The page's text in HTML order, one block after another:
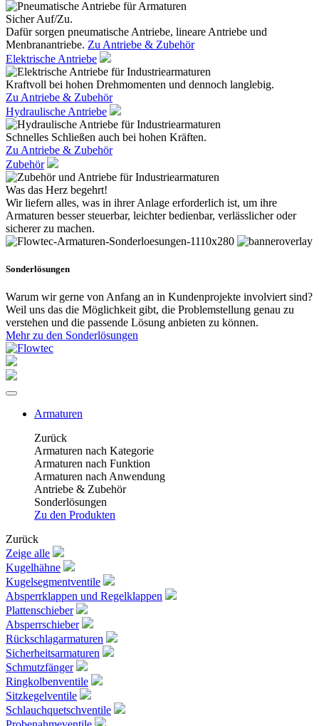
Sicher Auf/Zu.
Dafür sorgen pneumatische Antriebe, lineare Antriebe und
Menbranantriebe. Zu Antriebe & Zubehör
Elektrische Antriebe
Kraftvoll bei hohen Drehmomenten und dennoch langlebig.
Zu Antriebe & Zubehör
Hydraulische Antriebe
Schnelles Schließen auch bei hohen Kräften.
Zu Antriebe & Zubehör
Zubehör
Was das Herz begehrt!
Wir liefern alles, was in ihrer Anlage erforderlich ist, um ihre
Armaturen besser steuerbar, leichter bedienbar, verlässlicher oder
sicherer zu machen.
Sonderlösungen
Warum wir gerne von Anfang an in Kundenprojekte involviert sind?
Weil uns das die Möglichkeit gibt, die Problemstellung genau zu
verstehen und die passende Lösung anbieten zu können.
Mehr zu den Sonderlösungen
Armaturen
Zurück
Armaturen nach Kategorie
Armaturen nach Funktion
Armaturen nach Anwendung
Antriebe & Zubehör
Sonderlösungen
Zu den Produkten
Zurück
Zeige alle
Kugelhähne
Kugelsegmentventile
Absperrklappen und Regelklappen
Plattenschieber
Absperrschieber
Rückschlagarmaturen
Sicherheitsarmaturen
Schmutzfänger
Ringkolbenventile
Sitzkegelventile
Schlauchquetschventile